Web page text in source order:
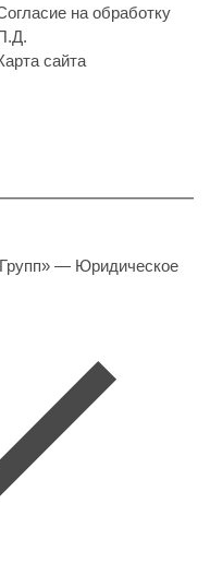
на обработку
сайта
— Юридическое